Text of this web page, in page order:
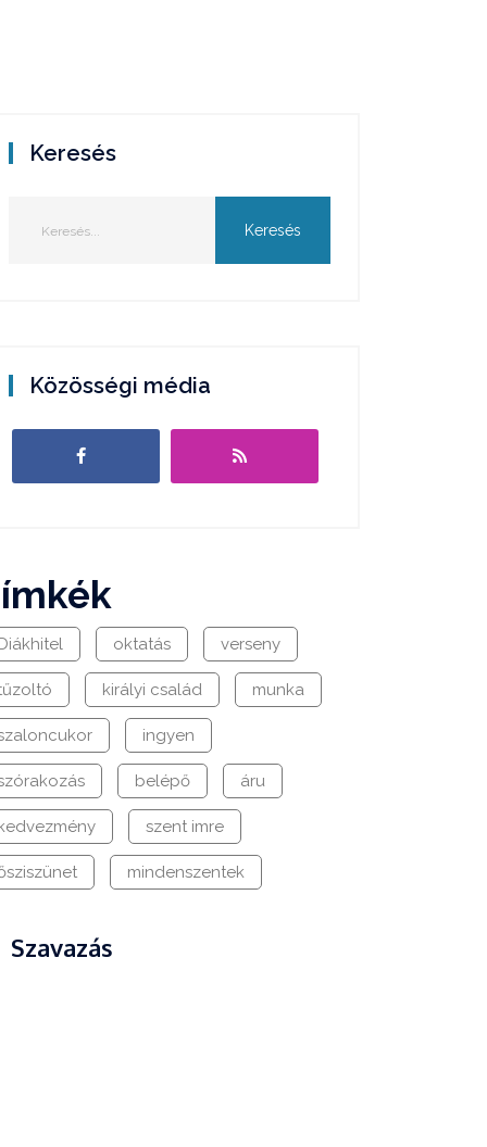
Keresés
Közösségi média
oktatás verseny
királyi család munka
ingyen
belépő áru
szent imre
mindenszentek
Szavazás